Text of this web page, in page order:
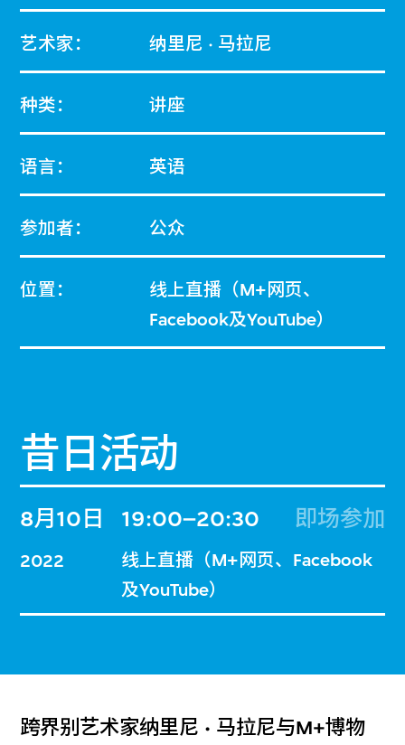
艺术家： 纳里尼 · 马拉尼
种类： 讲座
语言： 英语
参加者： 公众
位置：
线上直播（M+网页、
Facebook及YouTube）
昔日活动
8月10日
2022
19:00–20:30 即场参加
线上直播（M+网页、Facebook
及YouTube）
跨界别艺术家纳里尼 · 马拉尼与M+博物